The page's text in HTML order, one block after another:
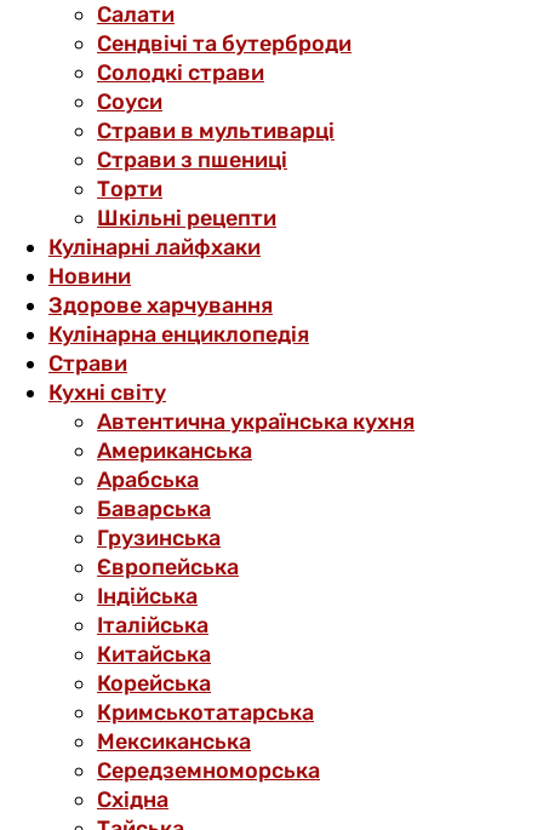
Салати
Сендвічі та бутерброди
Солодкі страви
Соуси
Страви в мультиварці
Страви з пшениці
Торти
Шкільні рецепти
Кулінарні лайфхаки
Новини
Здорове харчування
Кулінарна енциклопедія
Страви
Кухні світу
Автентична українська кухня
Американська
Арабська
Баварська
Грузинська
Європейська
Індійська
Італійська
Китайська
Корейська
Кримськотатарська
Мексиканська
Середземноморська
Східна